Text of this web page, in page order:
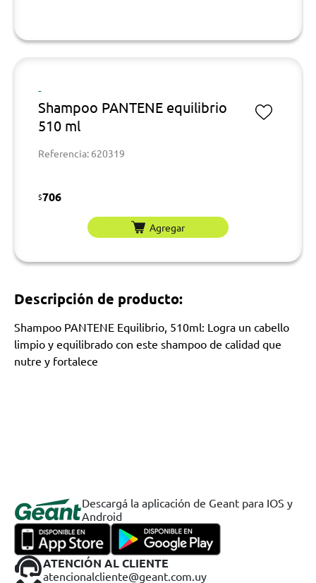
-
Shampoo PANTENE equilibrio
510 ml
Referencia: 620319
$706
Agregar
Descripción de producto:
Shampoo PANTENE Equilibrio, 510ml: Logra un cabello
limpio y equilibrado con este shampoo de calidad que
nutre y fortalece
Descargá la aplicación de Geant para IOS y
Android
ATENCIÓN AL CLIENTE
atencionalcliente@geant.com.uy